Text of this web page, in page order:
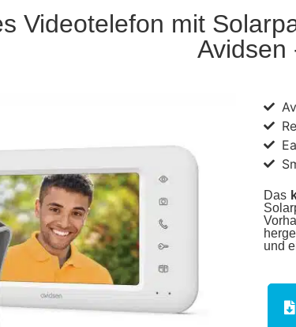
Videotelefon mit
Avidsen
Das
und